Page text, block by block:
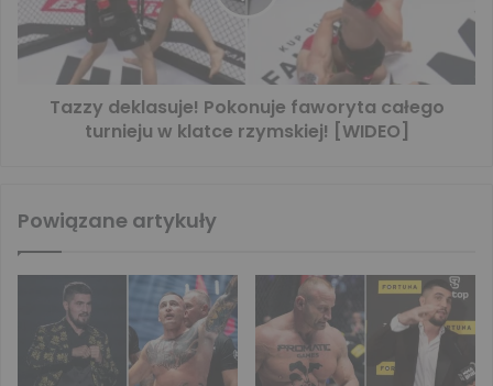
Tazzy deklasuje! Pokonuje faworyta całego
turnieju w klatce rzymskiej! [WIDEO]
Powiązane artykuły